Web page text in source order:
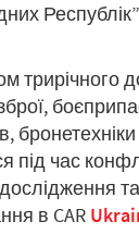
трирічного
бронетехніки
час
в CAR